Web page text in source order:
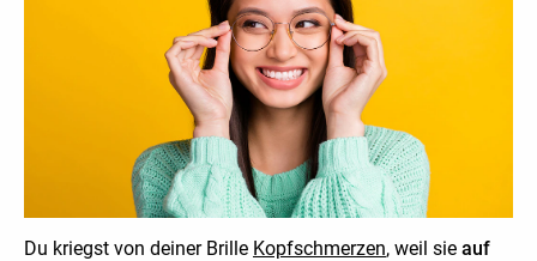
Du kriegst von deiner Brille Kopfschmerzen, weil sie auf